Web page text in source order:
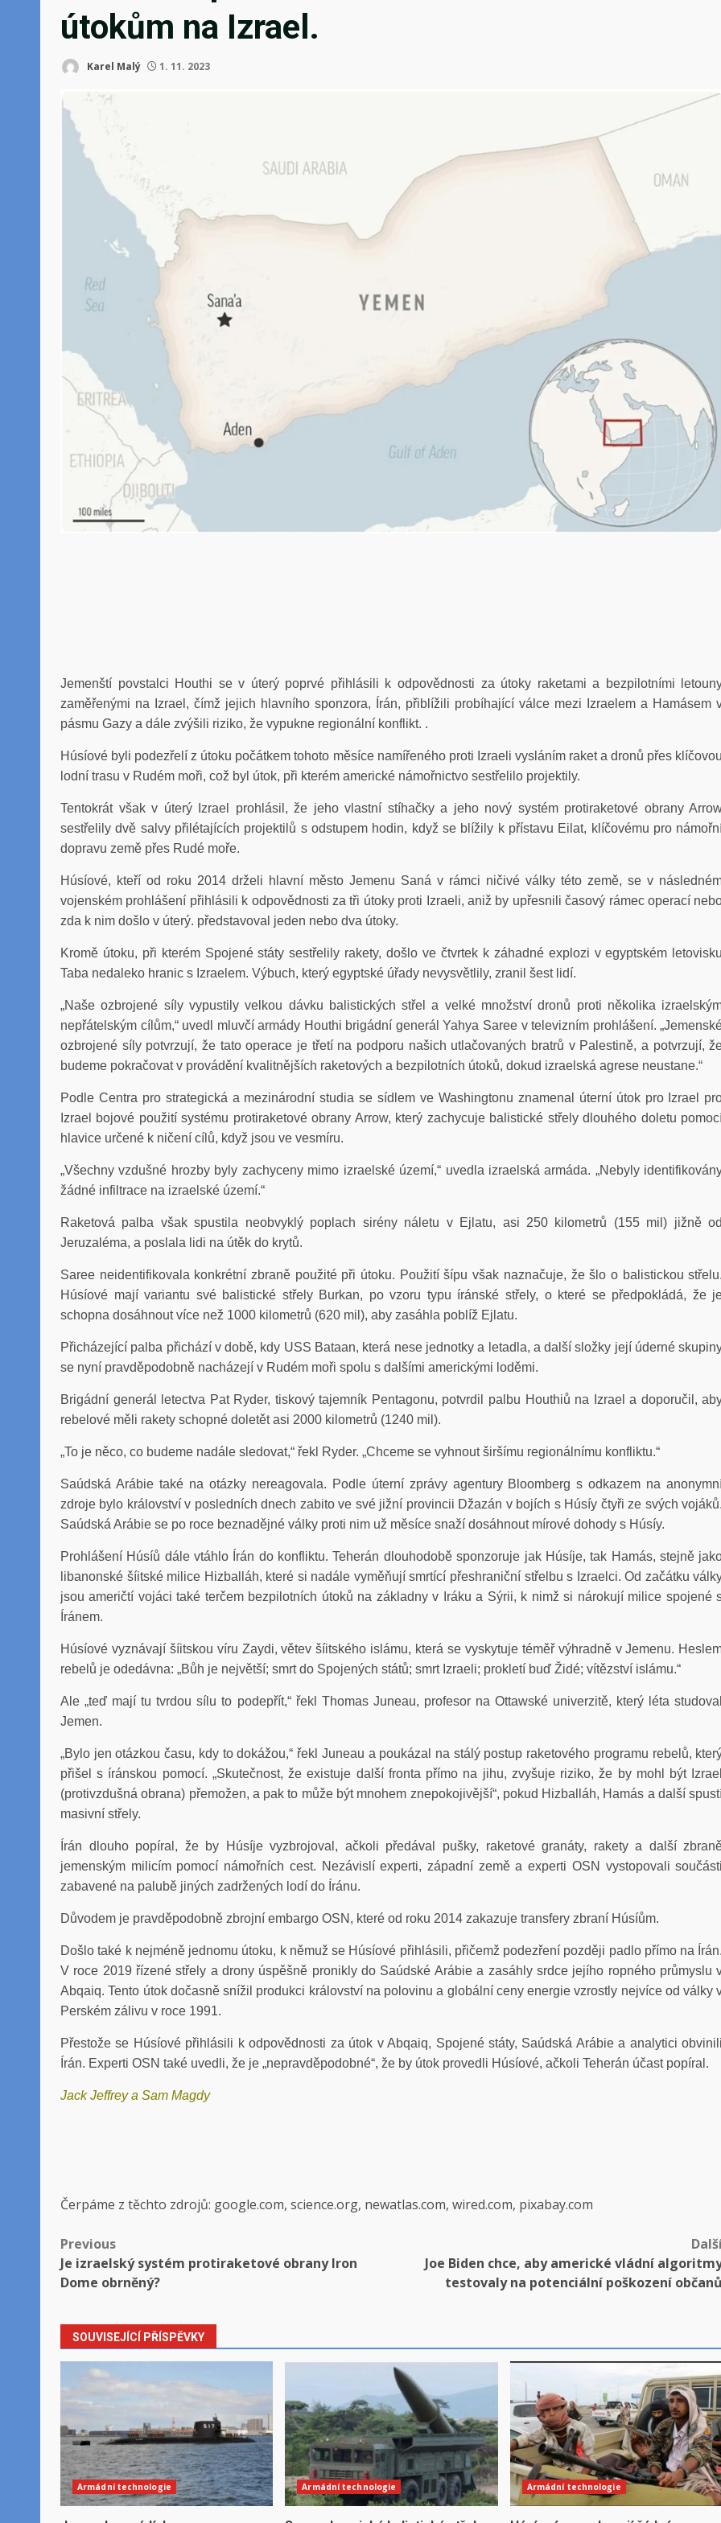
útokům na Izrael.
Karel Malý 1. 11. 2023
Jemenští povstalci Houthi se v úterý poprvé přihlásili k odpovědnosti za útoky raketami a bezpilotními
zaměřenými na Izrael, čímž jejich hlavního sponzora, Írán, přiblížili probíhající válce mezi Izraelem a Hamásem
pásmu Gazy a dále zvýšili riziko, že vypukne regionální konflikt. .
Húsíové byli podezřelí z útoku počátkem tohoto měsíce namířeného proti Izraeli vysláním raket a dronů přes klíčovou
lodní trasu v Rudém moři, což byl útok, při kterém americké námořnictvo sestřelilo projektily.
Tentokrát však v úterý Izrael prohlásil, že jeho vlastní stíhačky a jeho nový systém protiraketové obrany
sestřelily dvě salvy přilétajících projektilů s odstupem hodin, když se blížily k přístavu Eilat, klíčovému pro
dopravu země přes Rudé moře.
Húsíové, kteří od roku 2014 drželi hlavní město Jemenu Saná v rámci ničivé války této země, se v
vojenském prohlášení přihlásili k odpovědnosti za tři útoky proti Izraeli, aniž by upřesnili časový rámec operací
zda k nim došlo v úterý. představoval jeden nebo dva útoky.
Kromě útoku, při kterém Spojené státy sestřelily rakety, došlo ve čtvrtek k záhadné explozi v egyptském letovisku
Taba nedaleko hranic s Izraelem. Výbuch, který egyptské úřady nevysvětlily, zranil šest lidí.
„Naše ozbrojené síly vypustily velkou dávku balistických střel a velké množství dronů proti několika
nepřátelským cílům,“ uvedl mluvčí armády Houthi brigádní generál Yahya Saree v televizním prohlášení.
ozbrojené síly potvrzují, že tato operace je třetí na podporu našich utlačovaných bratrů v Palestině, a potvrzují,
budeme pokračovat v provádění kvalitnějších raketových a bezpilotních útoků, dokud izraelská agrese neustane.“
Podle Centra pro strategická a mezinárodní studia se sídlem ve Washingtonu znamenal úterní útok pro Izrael
Izrael bojové použití systému protiraketové obrany Arrow, který zachycuje balistické střely dlouhého doletu
hlavice určené k ničení cílů, když jsou ve vesmíru.
„Všechny vzdušné hrozby byly zachyceny mimo izraelské území,“ uvedla izraelská armáda. „Nebyly
žádné infiltrace na izraelské území.“
Raketová palba však spustila neobvyklý poplach sirény náletu v Ejlatu, asi 250 kilometrů (155 mil) jižně od
Jeruzaléma, a poslala lidi na útěk do krytů.
Saree neidentifikovala konkrétní zbraně použité při útoku. Použití šípu však naznačuje, že šlo o balistickou střelu.
Húsíové mají variantu své balistické střely Burkan, po vzoru typu íránské střely, o které se předpokládá, že
schopna dosáhnout více než 1000 kilometrů (620 mil), aby zasáhla poblíž Ejlatu.
Přicházející palba přichází v době, kdy USS Bataan, která nese jednotky a letadla, a další složky její úderné
se nyní pravděpodobně nacházejí v Rudém moři spolu s dalšími americkými loděmi.
Brigádní generál letectva Pat Ryder, tiskový tajemník Pentagonu, potvrdil palbu Houthiů na Izrael a doporučil,
rebelové měli rakety schopné doletět asi 2000 kilometrů (1240 mil).
„To je něco, co budeme nadále sledovat,“ řekl Ryder. „Chceme se vyhnout širšímu regionálnímu konfliktu.“
Saúdská Arábie také na otázky nereagovala. Podle úterní zprávy agentury Bloomberg s odkazem na
zdroje bylo království v posledních dnech zabito ve své jižní provincii Džazán v bojích s Húsíy čtyři ze svých vojáků.
Saúdská Arábie se po roce beznadějné války proti nim už měsíce snaží dosáhnout mírové dohody s Húsíy.
Prohlášení Húsíů dále vtáhlo Írán do konfliktu. Teherán dlouhodobě sponzoruje jak Húsíje, tak Hamás, stejně
libanonské šíitské milice Hizballáh, které si nadále vyměňují smrtící přeshraniční střelbu s Izraelci. Od začátku
jsou američtí vojáci také terčem bezpilotních útoků na základny v Iráku a Sýrii, k nimž si nárokují milice spojené
Íránem.
Húsíové vyznávají šíitskou víru Zaydi, větev šíitského islámu, která se vyskytuje téměř výhradně v Jemenu.
rebelů je odedávna: „Bůh je největší; smrt do Spojených států; smrt Izraeli; prokletí buď Židé; vítězství islámu.“
Ale „teď mají tu tvrdou sílu to podepřít,“ řekl Thomas Juneau, profesor na Ottawské univerzitě, který léta studoval
Jemen.
„Bylo jen otázkou času, kdy to dokážou,“ řekl Juneau a poukázal na stálý postup raketového programu rebelů,
přišel s íránskou pomocí. „Skutečnost, že existuje další fronta přímo na jihu, zvyšuje riziko, že by mohl být Izrael
(protivzdušná obrana) přemožen, a pak to může být mnohem znepokojivější“, pokud Hizballáh, Hamás a další
masivní střely.
Írán dlouho popíral, že by Húsíje vyzbrojoval, ačkoli předával pušky, raketové granáty, rakety a další
jemenským milicím pomocí námořních cest. Nezávislí experti, západní země a experti OSN vystopovali součásti
zabavené na palubě jiných zadržených lodí do Íránu.
Důvodem je pravděpodobně zbrojní embargo OSN, které od roku 2014 zakazuje transfery zbraní Húsíům.
Došlo také k nejméně jednomu útoku, k němuž se Húsíové přihlásili, přičemž podezření později padlo přímo na Írán.
V roce 2019 řízené střely a drony úspěšně pronikly do Saúdské Arábie a zasáhly srdce jejího ropného průmyslu
Abqaiq. Tento útok dočasně snížil produkci království na polovinu a globální ceny energie vzrostly nejvíce od války
Perském zálivu v roce 1991.
Přestože se Húsíové přihlásili k odpovědnosti za útok v Abqaiq, Spojené státy, Saúdská Arábie a analytici obvinili
Írán. Experti OSN také uvedli, že je „nepravděpodobné“, že by útok provedli Húsíové, ačkoli Teherán účast popíral.
Jack Jeffrey a Sam Magdy
Čerpáme z těchto zdrojů: google.com, science.org, newatlas.com, wired.com, pixabay.com
Post
navigation
Previous
Je izraelský systém protiraketové obrany Iron
Dome obrněný?
Joe Biden chce, aby americké vládní
testovaly na potenciální poškození občanů
SOUVISEJÍCÍ PŘÍSPĚVKY
Armádní technologie Armádní technologie Armádní technologie